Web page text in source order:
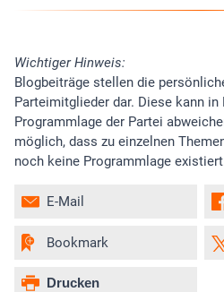
Wichtiger Hinweis:
Blogbeiträge stellen die
Parteimitglieder dar. Diese kann
Programmlage der Partei
möglich, dass zu einzelnen
noch keine Programmlage
E-Mail
Bookmark
Drucken